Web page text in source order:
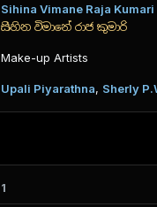
Sihina Vimane Raja Kumari
සිහින විමානේ රාජ කුමාරි
Make-up Artists
Upali Piyarathna, Sherly
1